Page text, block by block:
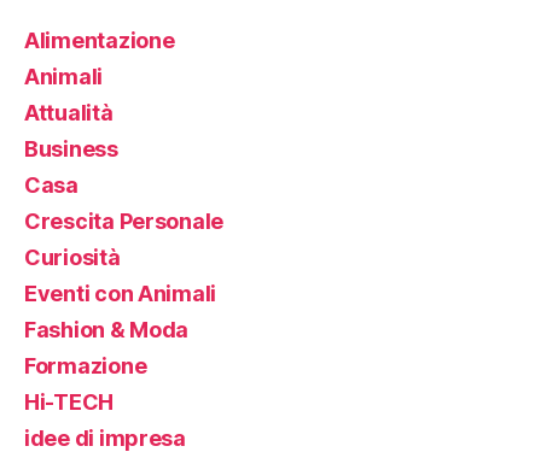
Alimentazione
Animali
Attualità
Business
Casa
Crescita Personale
Curiosità
Eventi con Animali
Fashion & Moda
Formazione
Hi-TECH
idee di impresa